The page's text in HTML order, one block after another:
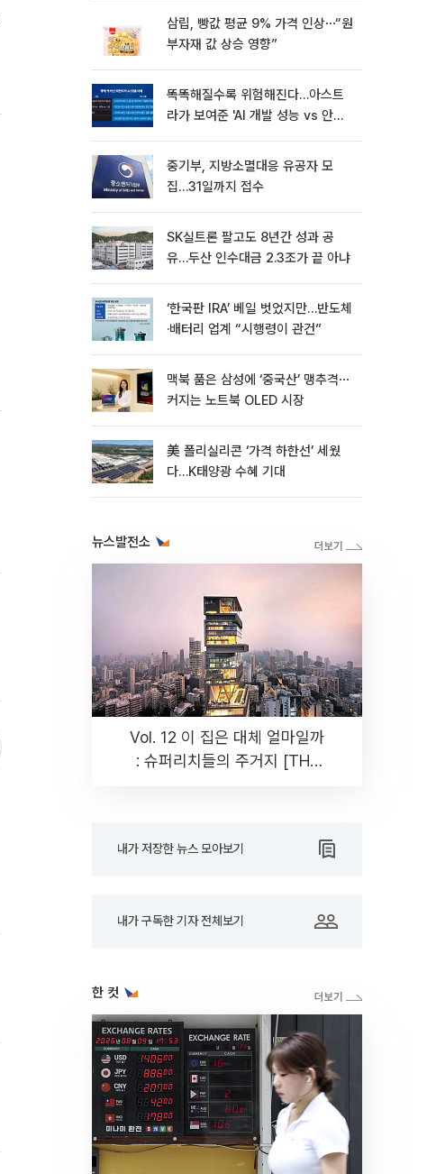
삼립, 빵값 평균 9% 가격 인상⋯“원
부자재 값 상승 영향”
똑똑해질수록 위험해진다…아스트
라가 보여준 'AI 개발 성능 vs 안전
중기부, 지방소멸대응 유공자 모
집…31일까지 접수
SK실트론 팔고도 8년간 성과 공
유…두산 인수대금 2.3조가 끝 아냐
‘한국판 IRA’ 베일 벗었지만…반도체
·배터리 업계 “시행령이 관건”
맥북 품은 삼성에 ‘중국산’ 맹추격⋯
커지는 노트북 OLED 시장
美 폴리실리콘 ‘가격 하한선’ 세웠
다…K태양광 수혜 기대
뉴스발전소
Vol. 12 이 집은 대체 얼마일까
: 슈퍼리치들의 주거지 [THE
내가 저장한 뉴스 모아보기
내가 구독한 기자 전체보기
한 컷